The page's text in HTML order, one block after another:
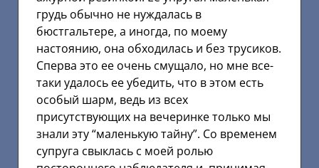
грудь обычно не нуждалась в
бюстгальтере, а иногда, по моему
настоянию, она обходилась и без трусиков.
Сперва это ее очень смущало, но мне все-
таки удалось ее убедить, что в этом есть
особый шарм, ведь из всех
присутствующих на вечеринке только мы
знали эту “маленькую тайну”. Со временем
супруга свыклась с моей ролью